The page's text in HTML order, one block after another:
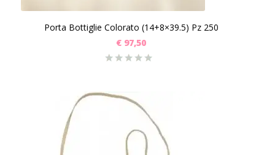
Porta Bottiglie Colorato (14+8×39.5) Pz 250
€ 97,50